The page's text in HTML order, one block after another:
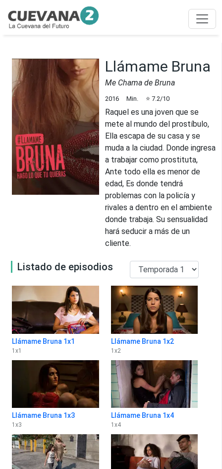
Llámame Bruna
Me Chama de Bruna
2016 Min. ⭐ 7.2/10
Raquel es una joven que se
mete al mundo del prostíbulo,
Ella escapa de su casa y se
muda a la ciudad. Donde ingresa
a trabajar como prostituta,
Ante todo ella es menor de
edad, Es donde tendrá
problemas con la policía y
rivales a dentro en el ambiente
donde trabaja. Su sensualidad
hará seducir a más de un
cliente.
Listado de episodios
Llámame Bruna 1x1
1 x1
Llámame Bruna 1x2
1 x2
Llámame Bruna 1x3
1 x3
Llámame Bruna 1x4
1 x4